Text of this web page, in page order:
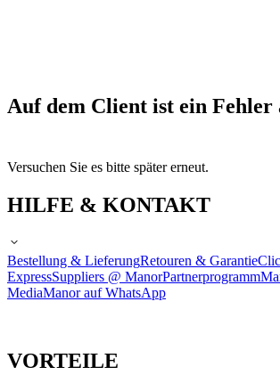
Auf dem Client ist ein Fehler
Versuchen Sie es bitte später erneut.
HILFE & KONTAKT
Bestellung & LieferungRetouren & Garantie
ExpressSuppliers @ ManorPartnerprogramm
MediaManor auf WhatsApp
VORTEILE